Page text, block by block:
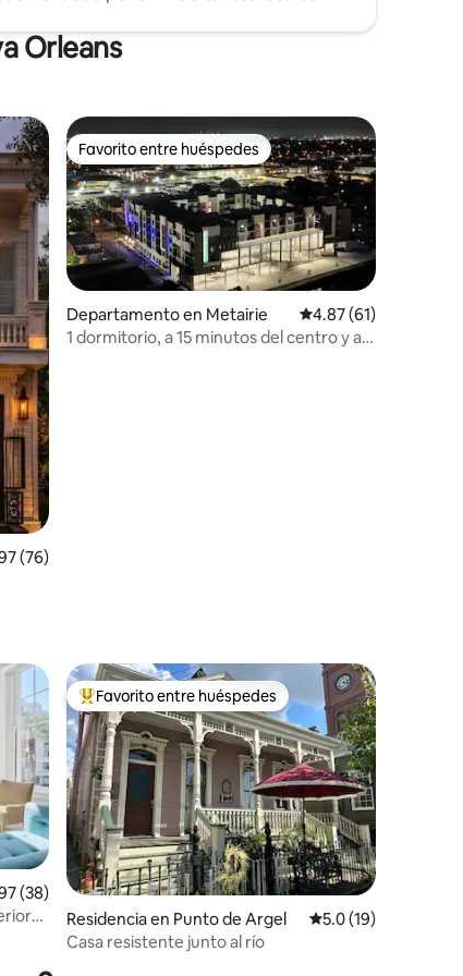
Orleans
promedio: 4.97 de 5; 76 evaluaciones
(76)
Favorito entre huéspedes
Favorito entre huéspedes
Departamento en Metairie Calificación
4.87 (61)
1 dormitorio, a 15 minutos del centro y a
promedio: 4.97 de 5; 38 evaluaciones
(38)
De los mejores en Favorito entre huéspedes
Favorito entre huéspedes
Residencia en Punto de Argel Calificación
5.0 (19)
Casa resistente junto al río